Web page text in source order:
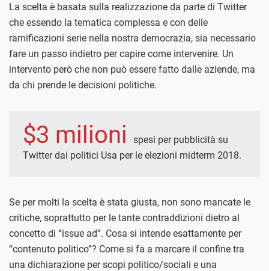
La scelta è basata sulla realizzazione da parte di Twitter
che essendo la tematica complessa e con delle
ramificazioni serie nella nostra democrazia, sia necessario
fare un passo indietro per capire come intervenire. Un
intervento però che non può essere fatto dalle aziende, ma
da chi prende le decisioni politiche.
$3 milioni
spesi per pubblicità su
Twitter dai politici Usa per le elezioni midterm 2018.
Se per molti la scelta è stata giusta, non sono mancate le
critiche, soprattutto per le tante contraddizioni dietro al
concetto di “issue ad”. Cosa si intende esattamente per
“contenuto politico”? Come si fa a marcare il confine tra
una dichiarazione per scopi politico/sociali e una